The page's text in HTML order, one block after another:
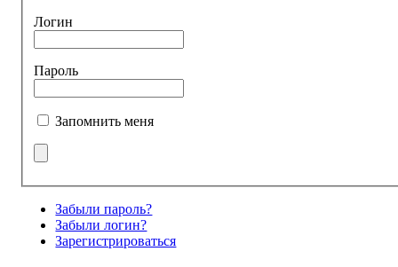
Логин
Пароль
Запомнить меня
Забыли пароль?
Забыли логин?
Зарегистрироваться